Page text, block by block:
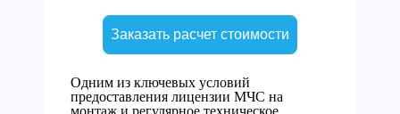
Заказать расчет стоимости
Одним из ключевых условий
предоставления лицензии МЧС на
монтаж и регулярное техническое